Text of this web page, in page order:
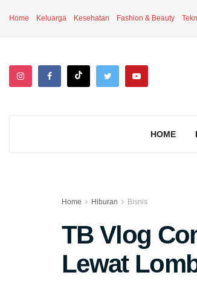
Home Keluarga Kesehatan Fashion & Beauty
HOME
Home Hiburan Bisnis
TB Vlog
Lewat